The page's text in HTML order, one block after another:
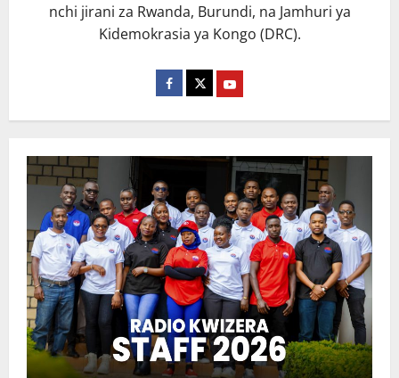
nchi jirani za Rwanda, Burundi, na Jamhuri ya
Kidemokrasia ya Kongo (DRC).